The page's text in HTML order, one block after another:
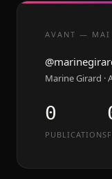
AVANT — MAI
Marine Girard ·
0
PUBLICATIONS